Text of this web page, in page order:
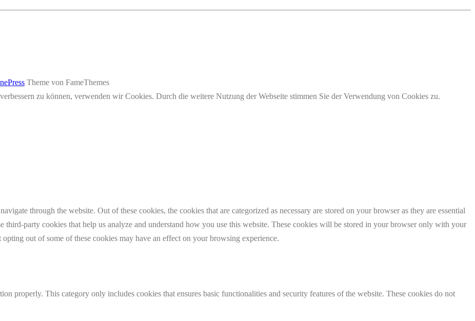
Theme von FameThemes
zu können, verwenden wir Cookies. Durch die weitere Nutzung der Webseite stimmen Sie der Verwendung von Cookies zu.
through the website. Out of these cookies, the cookies that are categorized as necessary are stored on your browser as they are essential
party cookies that help us analyze and understand how you use this website. These cookies will be stored in your browser only with your
out of some of these cookies may have an effect on your browsing experience.
properly. This category only includes cookies that ensures basic functionalities and security features of the website. These cookies do not